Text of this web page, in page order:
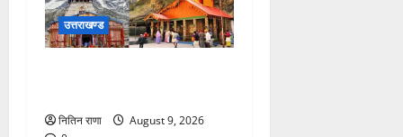
उत्तराखण्ड
नितिन राणा
August 9, 2026